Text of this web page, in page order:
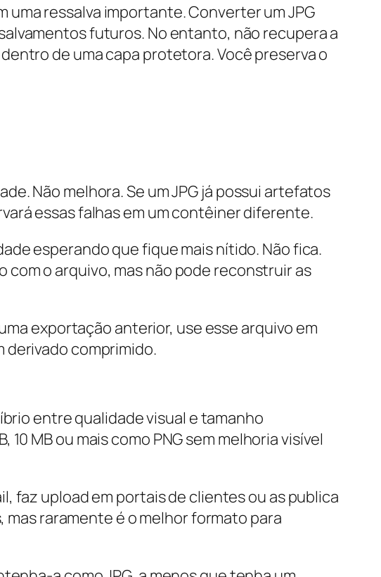
ressalva importante. Converter um JPG
futuros. No entanto, não recupera a
de uma capa protetora. Você preserva o
Não melhora. Se um JPG já possui artefatos
essas falhas em um contêiner diferente.
esperando que fique mais nítido. Não fica.
com o arquivo, mas não pode reconstruir as
exportação anterior, use esse arquivo em
derivado comprimido.
entre qualidade visual e tamanho
MB ou mais como PNG sem melhoria visível
faz upload em portais de clientes ou as publica
raramente é o melhor formato para